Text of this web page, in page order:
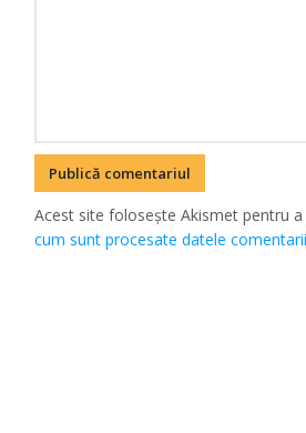
Acest site folosește Akismet pentru
cum sunt procesate datele